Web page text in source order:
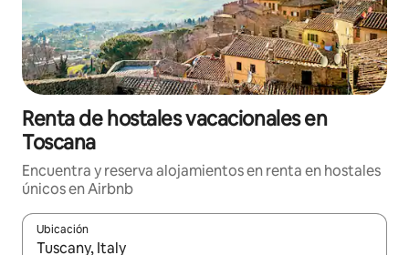
Renta de hostales vacacionales en
Toscana
Encuentra y reserva alojamientos en renta en hostales
únicos en Airbnb
Ubicación
Cuando los resultados estén disponibles, podrás navegar